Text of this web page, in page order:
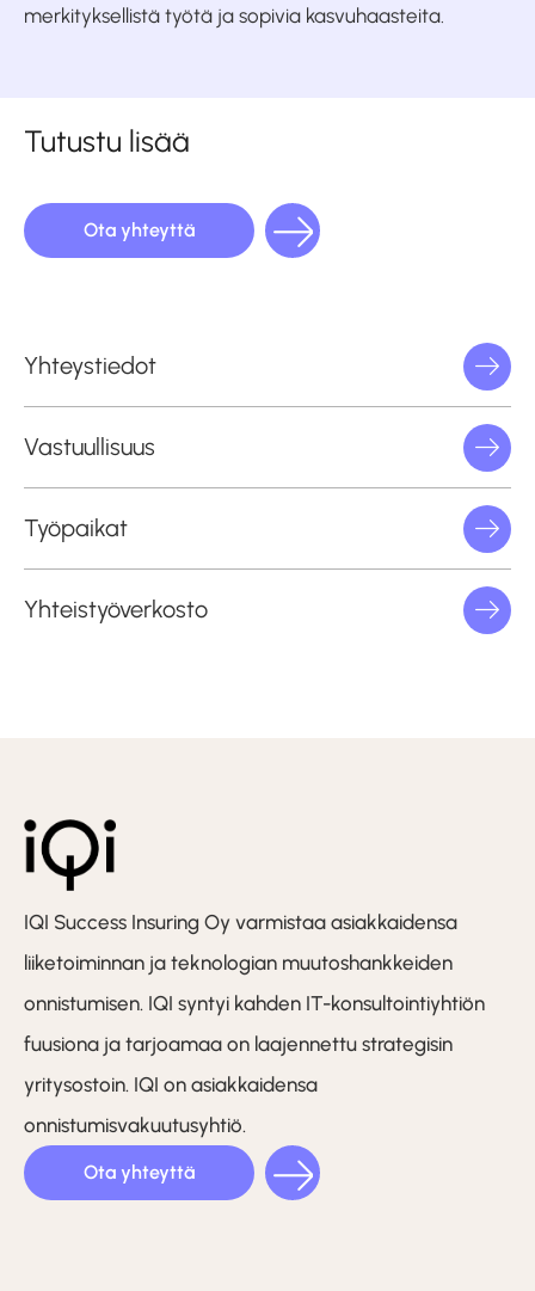
merkityksellistä työtä ja sopivia kasvuhaasteita.
Tutustu lisää
Ota yhteyttä
Yhteystiedot
Vastuullisuus
Työpaikat
Yhteistyöverkosto
IQI Success Insuring Oy varmistaa asiakkaidensa
liiketoiminnan ja teknologian muutoshankkeiden
onnistumisen. IQI syntyi kahden IT-konsultointiyhtiön
fuusiona ja tarjoamaa on laajennettu strategisin
yritysostoin. IQI on asiakkaidensa
onnistumisvakuutusyhtiö.
Ota yhteyttä